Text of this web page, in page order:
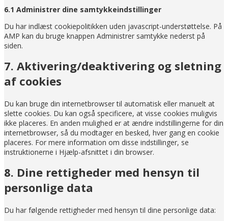
6.1 Administrer dine samtykkeindstillinger
Du har indlæst cookiepolitikken uden javascript-understøttelse. På
AMP kan du bruge knappen Administrer samtykke nederst på
siden.
7. Aktivering/deaktivering og sletning
af cookies
Du kan bruge din internetbrowser til automatisk eller manuelt at
slette cookies. Du kan også specificere, at visse cookies muligvis
ikke placeres. En anden mulighed er at ændre indstillingerne for din
internetbrowser, så du modtager en besked, hver gang en cookie
placeres. For mere information om disse indstillinger, se
instruktionerne i Hjælp-afsnittet i din browser.
8. Dine rettigheder med hensyn til
personlige data
Du har følgende rettigheder med hensyn til dine personlige data: